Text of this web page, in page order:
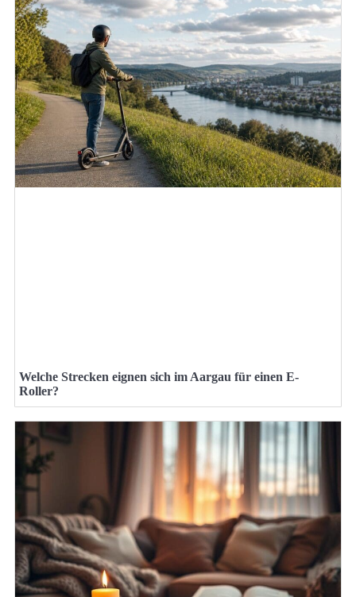
Welche Strecken eignen sich im Aargau für einen E-
Roller?